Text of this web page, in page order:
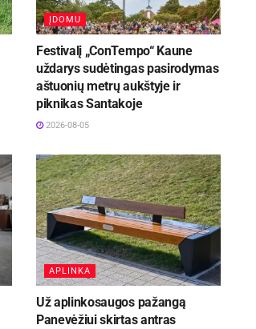
ĮDOMU
Festivalį „ConTempo“ Kaune
uždarys sudėtingas pasirodymas
aštuonių metrų aukštyje ir
piknikas Santakoje
2026-08-05
APLINKA
Už aplinkosaugos pažangą
Panevėžiui skirtas antras